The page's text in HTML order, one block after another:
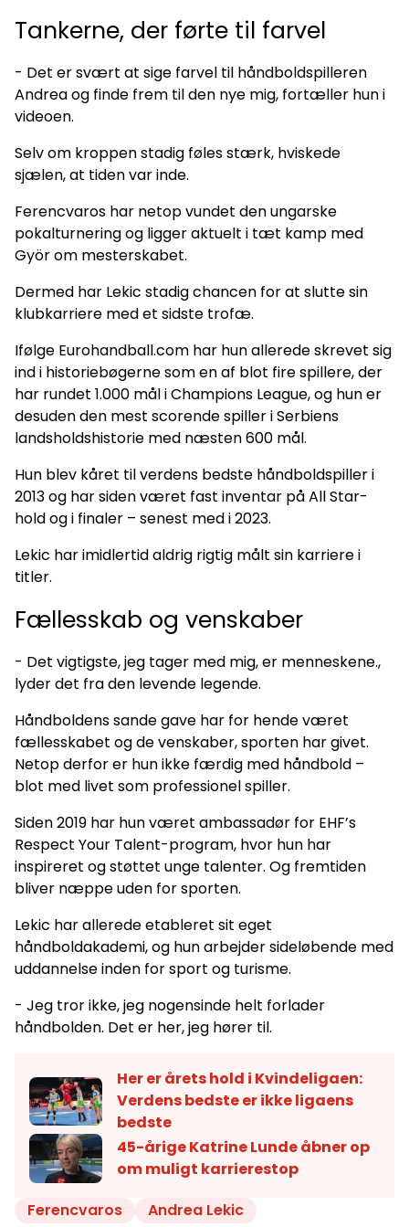
Tankerne, der førte til farvel
- Det er svært at sige farvel til håndboldspilleren
Andrea og finde frem til den nye mig, fortæller hun i
videoen.
Selv om kroppen stadig føles stærk, hviskede
sjælen, at tiden var inde.
Ferencvaros har netop vundet den ungarske
pokalturnering og ligger aktuelt i tæt kamp med
Györ om mesterskabet.
Dermed har Lekic stadig chancen for at slutte sin
klubkarriere med et sidste trofæ.
Ifølge Eurohandball.com har hun allerede skrevet sig
ind i historiebøgerne som en af blot fire spillere, der
har rundet 1.000 mål i Champions League, og hun er
desuden den mest scorende spiller i Serbiens
landsholdshistorie med næsten 600 mål.
Hun blev kåret til verdens bedste håndboldspiller i
2013 og har siden været fast inventar på All Star-
hold og i finaler – senest med i 2023.
Lekic har imidlertid aldrig rigtig målt sin karriere i
titler.
Fællesskab og venskaber
- Det vigtigste, jeg tager med mig, er menneskene.,
lyder det fra den levende legende.
Håndboldens sande gave har for hende været
fællesskabet og de venskaber, sporten har givet.
Netop derfor er hun ikke færdig med håndbold –
blot med livet som professionel spiller.
Siden 2019 har hun været ambassadør for EHF’s
Respect Your Talent-program, hvor hun har
inspireret og støttet unge talenter. Og fremtiden
bliver næppe uden for sporten.
Lekic har allerede etableret sit eget
håndboldakademi, og hun arbejder sideløbende med
uddannelse inden for sport og turisme.
- Jeg tror ikke, jeg nogensinde helt forlader
håndbolden. Det er her, jeg hører til.
Her er årets hold i Kvindeligaen:
Verdens bedste er ikke ligaens
bedste
45-årige Katrine Lunde åbner op
om muligt karrierestop
Ferencvaros
Andrea Lekic